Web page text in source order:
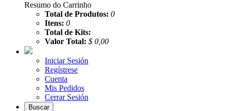
Resumo do Carrinho
Total de Produtos: 0
Itens: 0
Total de Kits:
Valor Total: $ 0,00
Iniciar Sesión
Regístrese
Cuenta
Mis Pedidos
Cerrar Sesión